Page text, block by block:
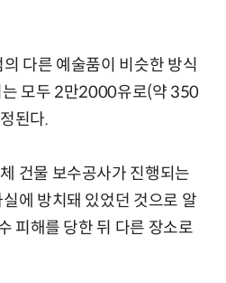
다른 예술품이 비슷한 방식
는 모두 2만2000유로(약 350
된다.
건물 보수공사가 진행되는
에 방치돼 있었던 것으로 알
피해를 당한 뒤 다른 장소로